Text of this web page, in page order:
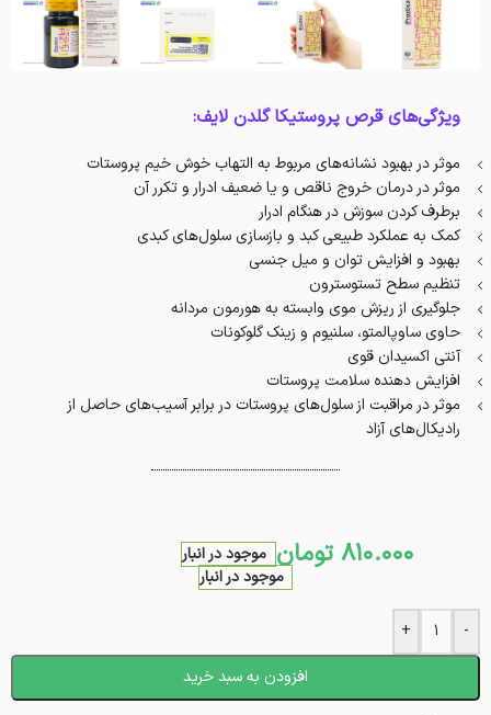
ویژگی‌های قرص پروستیکا گلدن لایف:
موثر در بهبود نشانه‌های مربوط به التهاب خوش خیم پروستات
موثر در درمان خروج ناقص و یا ضعیف ادرار و تکرر آن
برطرف کردن سوزش در هنگام ادرار
کمک به عملکرد طبیعی کبد و بازسازی سلول‌های کبدی
بهبود و افزایش توان و میل جنسی
تنظیم سطح تستوسترون
جلوگیری از ریزش موی وابسته به هورمون مردانه
حاوی ساوپالمتو، سلنیوم و زینک گلوکونات
آنتی اکسیدان قوی
افزایش دهنده سلامت پروستات
موثر در مراقبت از سلول‌های پروستات در برابر آسیب‌های حاصل از
رادیکال‌های آزاد
810.000 تومان موجود در انبار
موجود در انبار
-
+
افزودن به سبد خرید